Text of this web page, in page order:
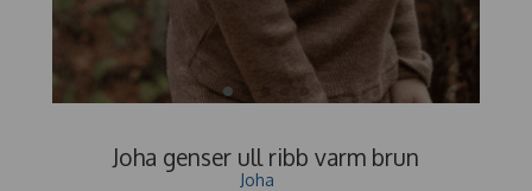
Joha genser ull ribb varm brun
Joha